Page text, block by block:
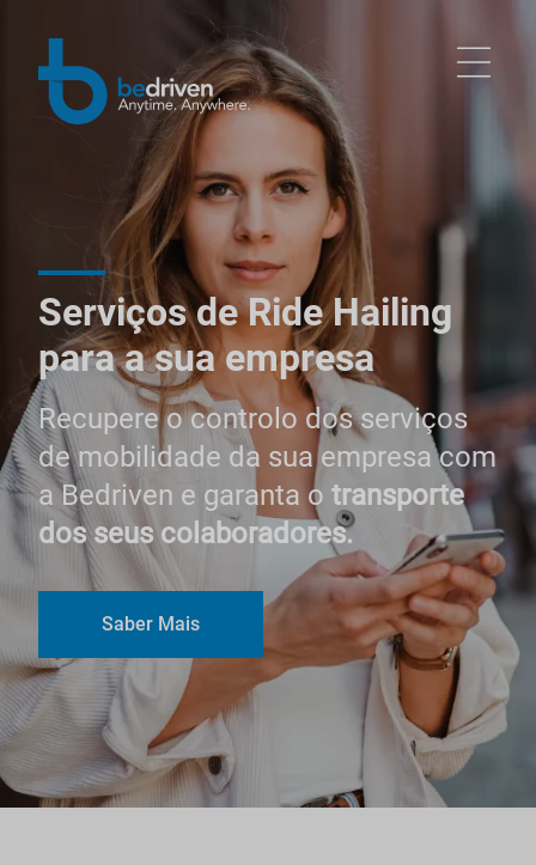
Serviços de Ride Hailing
para a sua empresa
Recupere o controlo dos serviços
de mobilidade da sua empresa com
a Bedriven e garanta o transporte
dos seus colaboradores.
Saber Mais